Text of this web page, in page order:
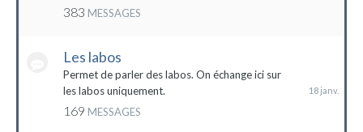
383 MESSAGES
Les labos
Permet de parler des labos. On échange ici sur
les labos uniquement.
169 MESSAGES